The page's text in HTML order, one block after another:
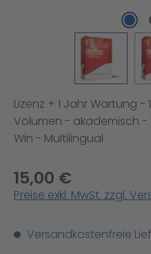
Lizenz + 1 Jahr Wartung
Volumen - akademisch -
Win - Multilingual
15,00 €
Preise exkl. MwSt. zzgl.
Versandkostenfreie